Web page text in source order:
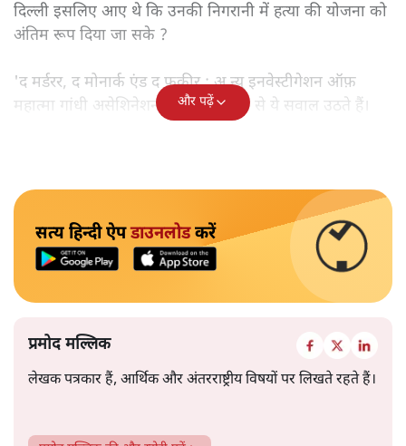
दिल्ली इसलिए आए थे कि उनकी निगरानी में हत्या की योजना को
अंतिम रूप दिया जा सके ?
'द मर्डरर, द मोनार्क एंड द फ़कीर : अ न्यू इनवेस्टीगेशन ऑफ़
महात्मा गांधी असेशिनेशन' नामक किताब से ये सवाल उठते हैं।
और पढ़ें
सत्य हिन्दी ऐपडाउनलोडकरें
प्रमोद मल्लिक
लेखक पत्रकार हैं, आर्थिक और अंतरराष्ट्रीय विषयों पर लिखते रहते हैं।